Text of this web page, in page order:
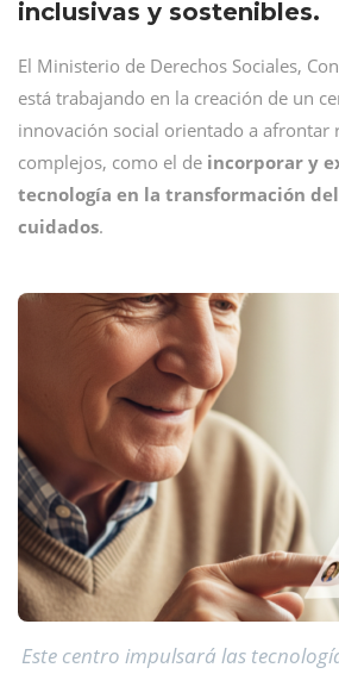
inclusivas y sostenibles.
El Ministerio de Derechos Sociales,
está trabajando en la creación de un
innovación social orientado a afrontar
complejos, como el de incorporar y
tecnología en la transformación
cuidados.
Este centro impulsará las